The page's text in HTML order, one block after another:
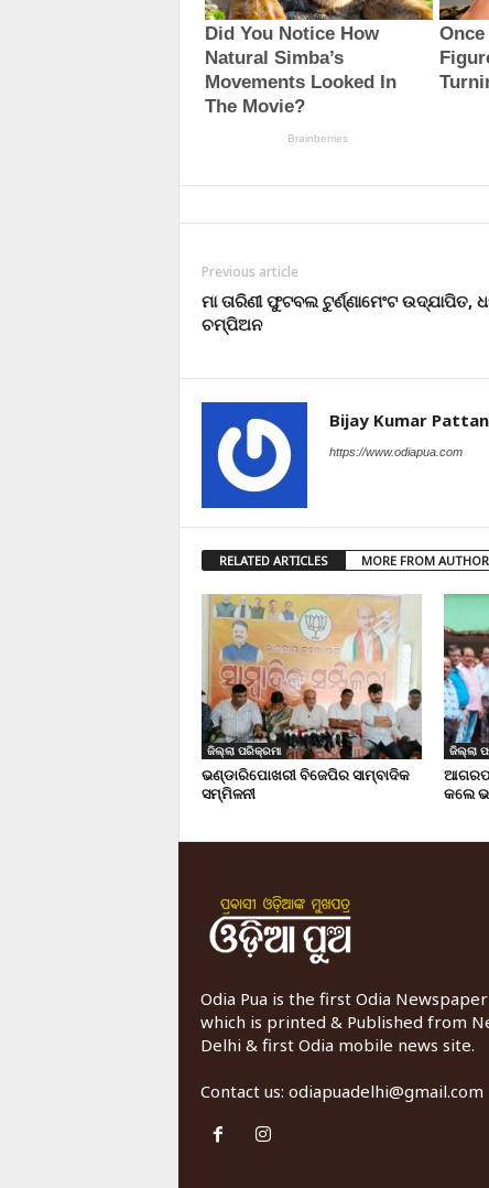
Previous article
ମା ତାରିଣୀ ଫୁଟବଲ ଟୁର୍ଣ୍ଣାମେଂଟ ଉଦ୍‌ଯାପିତ,
ଚମ୍ପିଅନ
Bijay Kumar
https://www.odiapua.com
RELATED ARTICLES MORE FROM AUTHOR
ଜିଲ୍ଲା ପରିକ୍ରମା
ଭଣ୍ଡାରିପୋଖରୀ ବିଜେପିର ସାମ୍ବାଦିକ
ସମ୍ମିଳନୀ
ଜିଲ୍ଲା
କଲେ
Odia Pua is the first Odia Newspaper
which is printed & Published from
Delhi & first Odia mobile news site.
Contact us: odiapuadelhi@gmail.com